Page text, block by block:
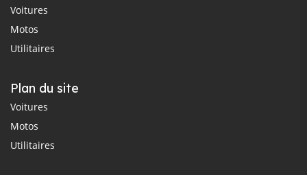
Voitures
Motos
Utilitaires
Plan du site
Voitures
Motos
Utilitaires